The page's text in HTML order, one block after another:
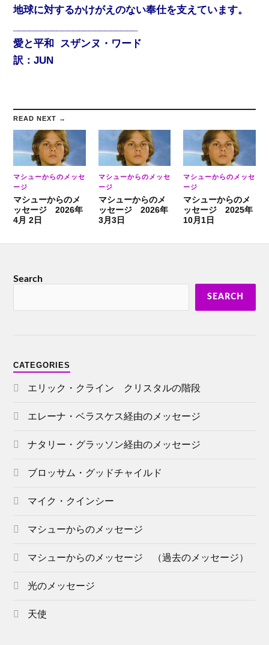
地球に対するかけがえのない奉仕を支えています。
愛と平和 スザンヌ・ワード
訳：JUN
READ NEXT →
マシューからのメッセ
ージ
マシューからのメ
ッセージ 2026年
4月 2日
マシューからのメッセ
ージ
マシューからのメ
ッセージ 2026年
3月3日
マシューからのメッセ
ージ
マシューからのメ
ッセージ 2025年
10月1日
Search
SEARCH
CATEGORIES
エリック・クライン クリスタルの階段
エレーナ・ベラスケス経由のメッセージ
ナタリー・グラッソン経由のメッセージ
ブロッサム・グッドチャイルド
マイク・クインシー
マシューからのメッセージ
マシューからのメッセージ （過去のメッセージ）
光のメッセージ
天使